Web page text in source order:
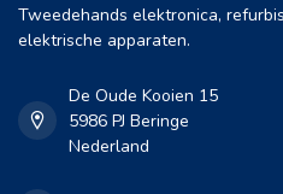
Tweedehands elektronica,
elektrische apparaten.
De Oude Kooien 15
5986 PJ Beringe
Nederland